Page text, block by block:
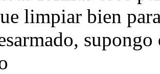
limpiar bien